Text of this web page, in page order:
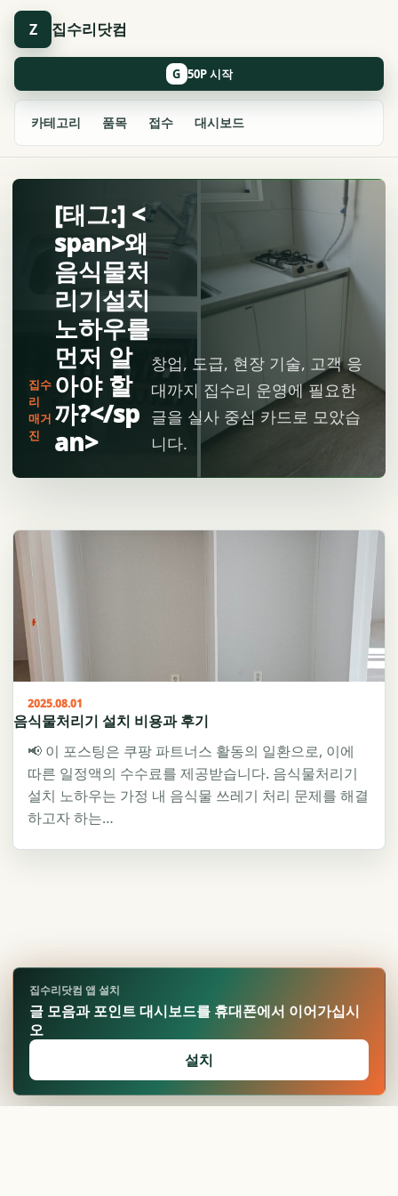
Z 집수리닷컴
카테고리 품목 접수 대시보드
G
집수
리
매거
진
[태그:] <
span>왜
음식물처
리기설치
노하우를
먼저 알
아야 할
까?</sp
an>
창업, 도급, 현장 기술, 고객 응
대까지 집수리 운영에 필요한
글을 실사 중심 카드로 모았습
니다.
2025.08.01
음식물처리기 설치 비용과 후기
📢 이 포스팅은 쿠팡 파트너스 활동의 일환으로, 이에
따른 일정액의 수수료를 제공받습니다. 음식물처리기
설치 노하우는 가정 내 음식물 쓰레기 처리 문제를 해결
하고자 하는…
집수리닷컴 앱 설치
글 모음과 포인트 대시보드를 휴대폰에서 이어가십시
오
설치